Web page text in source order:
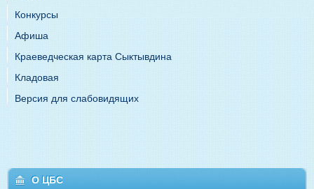
Конкурсы
Афиша
Краеведческая карта Сыктывдина
Кладовая
Версия для слабовидящих
О ЦБС